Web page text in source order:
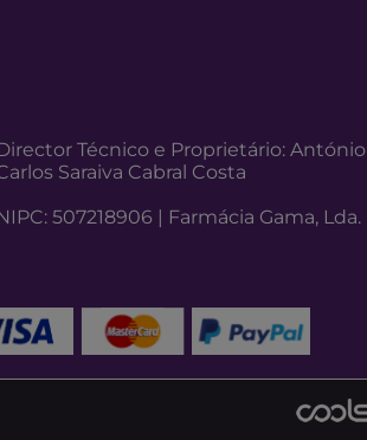
Técnico e Proprietário: António
Saraiva Cabral Costa
507218906 | Farmácia Gama, Lda.